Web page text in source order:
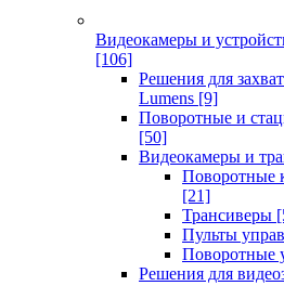
Видеокамеры и
[106]
Решения для
Lumens [9]
Поворотные и
[50]
Видеокамеры и
Поворотные
[21]
Трансиверы
Пульты
Поворотные
Решения для